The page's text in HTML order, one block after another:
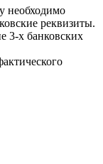
необходимо
реквизиты.
3-х банковских